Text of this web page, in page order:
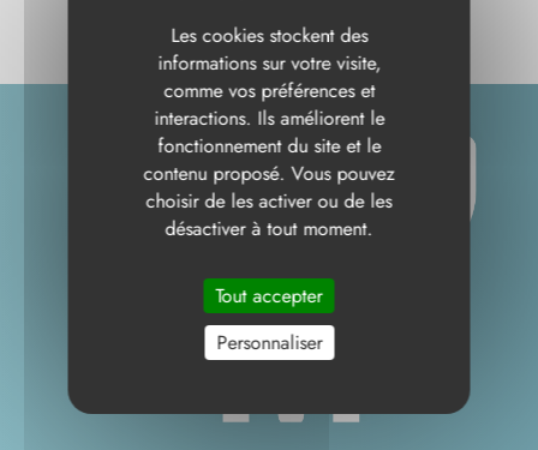
Les cookies stockent des
informations sur votre visite,
comme vos préférences et
interactions. Ils améliorent le
fonctionnement du site et le
contenu proposé. Vous pouvez
choisir de les activer ou de les
désactiver à tout moment.
Tout accepter
Personnaliser